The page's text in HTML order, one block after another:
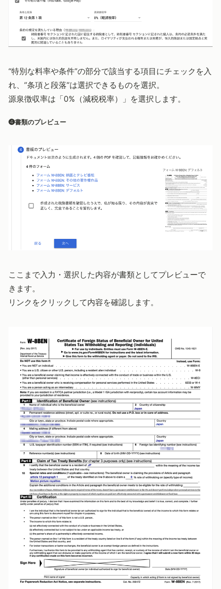
“特別な料率や条件”の部分で該当する項目にチェックを入
れ、”条項と段落”は選択できるものを選択。
源泉徴収率は「0%（減税税率）」を選択します。
❹書類のプレビュー
ここまで入力・選択した内容が書類としてプレビューで
きます。
リンクをクリックして内容を確認します。